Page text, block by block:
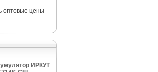
оптовые цены
ИРКУТ